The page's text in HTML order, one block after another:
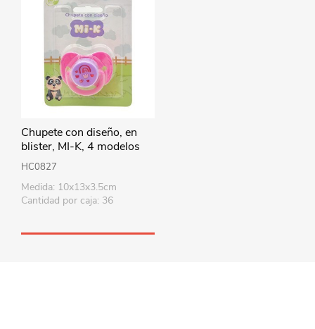
Chupete con diseño, en
blister, MI-K, 4 modelos
HC0827
Medida: 10x13x3.5cm
Cantidad por caja: 36